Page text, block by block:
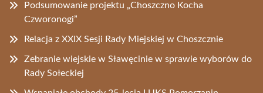
Podsumowanie projektu „Choszczno Kocha
Czworonogi”
Relacja z XXIX Sesji Rady Miejskiej w Choszcznie
Zebranie wiejskie w Sławęcinie w sprawie wyborów do
Rady Sołeckiej